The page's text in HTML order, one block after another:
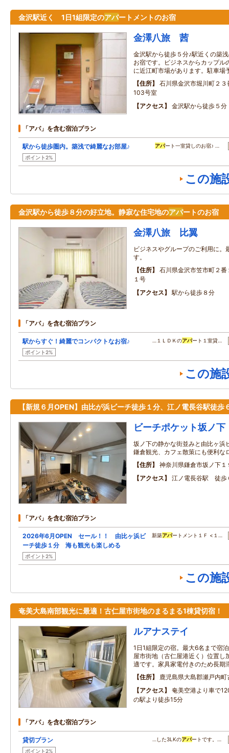
金沢駅近く 1日1組限定のアパートメントのお宿
金澤八旅 茜
金沢駅から徒歩５分♪駅近くの築
お宿です。ビジネスからカップル
に近江町市場があります。駐車場
住所
石川県金沢市堀川町２
103号室
アクセス
金沢駅から徒歩５分
「アパ」を含む宿泊プラン
駅から徒歩圏内。築浅で綺麗なお部屋♪
ポイント2%
アパート一室貸しのお宿♪ …
この施
金沢駅から徒歩８分の好立地。静寂な住宅地のアパートのお宿
金澤八旅 比翼
ビジネスやグループのご利用に。
す。
住所
石川県金沢市笠市町２
１号
アクセス
駅から徒歩８分
「アパ」を含む宿泊プラン
駅からすぐ！綺麗でコンパクトなお宿♪
ポイント2%
…１ＬＤＫのアパート１室貸…
この施
【新規６月OPEN】由比が浜ビーチ徒歩１分、江ノ電長谷駅徒歩
ビーチポケット坂ノ下
坂ノ下の静かな街並みと由比ヶ浜
鎌倉観光、カフェ散策にも便利な
住所
神奈川県鎌倉市坂ノ下１
アクセス
江ノ電長谷駅 徒歩
「アパ」を含む宿泊プラン
2026年6月OPEN セール！！ 由比ヶ浜ビ
ーチ徒歩１分 海も観光も楽しめる
ポイント2%
新築アパートメント１Ｆ <１…
この施
奄美大島南部観光に最適！古仁屋市街地のまるまる1棟貸切宿！
ルアナステイ
1日1組限定の宿。最大6名まで宿
屋市街地（古仁屋港近く）位置し
適です。家具家電付きのため長期
住所
鹿児島県大島郡瀬戸内
アクセス
奄美空港より車で
の駅より徒歩15分
「アパ」を含む宿泊プラン
貸切プラン
ポイント2%
…した3LKのアパートです。…